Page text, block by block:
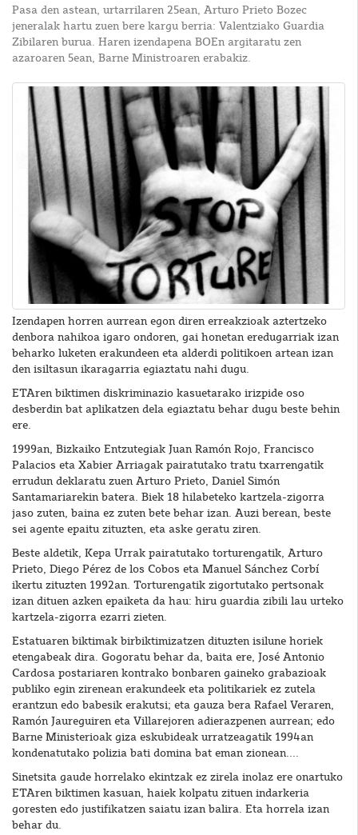
Pasa den astean, urtarrilaren 25ean, Arturo Prieto Bozec
jeneralak hartu zuen bere kargu berria: Valentziako Guardia
Zibilaren burua. Haren izendapena BOEn argitaratu zen
azaroaren 5ean, Barne Ministroaren erabakiz.
Izendapen horren aurrean egon diren erreakzioak aztertzeko
denbora nahikoa igaro ondoren, gai honetan eredugarriak izan
beharko luketen erakundeen eta alderdi politikoen artean izan
den isiltasun ikaragarria egiaztatu nahi dugu.
ETAren biktimen diskriminazio kasuetarako irizpide oso
desberdin bat aplikatzen dela egiaztatu behar dugu beste behin
ere.
1999an, Bizkaiko Entzutegiak Juan Ramón Rojo, Francisco
Palacios eta Xabier Arriagak pairatutako tratu txarrengatik
errudun deklaratu zuen Arturo Prieto, Daniel Simón
Santamariarekin batera. Biek 18 hilabeteko kartzela-zigorra
jaso zuten, baina ez zuten bete behar izan. Auzi berean, beste
sei agente epaitu zituzten, eta aske geratu ziren.
Beste aldetik, Kepa Urrak pairatutako torturengatik, Arturo
Prieto, Diego Pérez de los Cobos eta Manuel Sánchez Corbí
ikertu zituzten 1992an. Torturengatik zigortutako pertsonak
izan dituen azken epaiketa da hau: hiru guardia zibili lau urteko
kartzela-zigorra ezarri zieten.
Estatuaren biktimak birbiktimizatzen dituzten isilune horiek
etengabeak dira. Gogoratu behar da, baita ere, José Antonio
Cardosa postariaren kontrako bonbaren gaineko grabazioak
publiko egin zirenean erakundeek eta politikariek ez zutela
erantzun edo babesik erakutsi; eta gauza bera Rafael Veraren,
Ramón Jaureguiren eta Villarejoren adierazpenen aurrean; edo
Barne Ministerioak giza eskubideak urratzeagatik 1994an
kondenatutako polizia bati domina bat eman zionean....
Sinetsita gaude horrelako ekintzak ez zirela inolaz ere onartuko
ETAren biktimen kasuan, haiek kolpatu zituen indarkeria
goresten edo justifikatzen saiatu izan balira. Eta horrela izan
behar du.